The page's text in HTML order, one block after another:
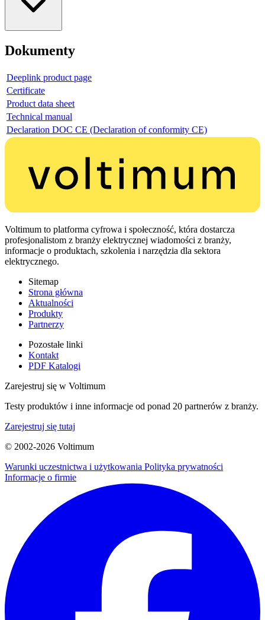
Dokumenty
Deeplink product page
Certificate
Product data sheet
Technical manual
Declaration DOC CE (Declaration of conformity CE)
Voltimum to platforma cyfrowa i społeczność, która dostarcza
profesjonalistom z branży elektrycznej wiadomości z branży,
informacje o produktach, szkolenia i narzędzia dla sektora
elektrycznego.
Sitemap
Strona główna
Aktualności
Produkty
Partnerzy
Pozostałe linki
Kontakt
PDF Katalogi
Zarejestruj się w Voltimum
Testy produktów i inne informacje od ponad 20 partnerów z branży.
Zarejestruj się tutaj
© 2002-2026 Voltimum
Warunki uczestnictwa i użytkowania Polityka prywatności
Informacje o firmie